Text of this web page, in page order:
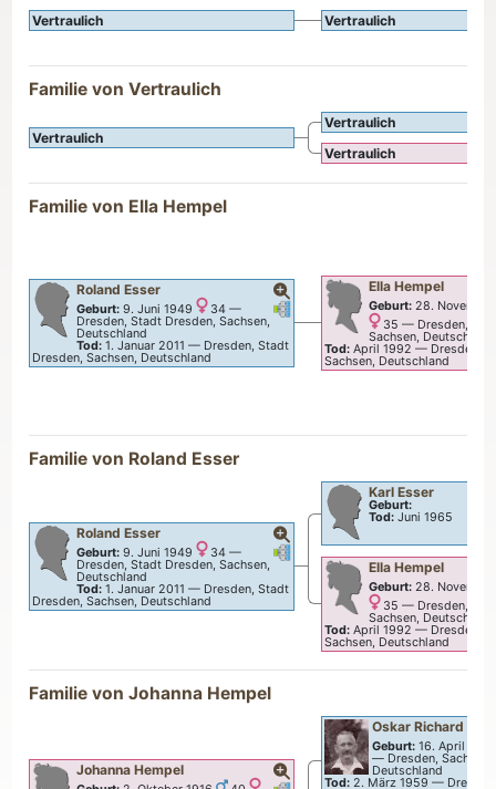
Vertraulich Vertraulich
Familie von Vertraulich
Vertraulich
Vertraulich
Vertraulich
Familie von Ella Hempel
Verknüpfungen
Verknüpfungen
RolandEsser
Geburt: 9. Juni 1949 34 —
Dresden, Stadt Dresden, Sachsen,
Deutschland
Tod: 1. Januar 2011 — Dresden, Stadt
Dresden, Sachsen, Deutschland
EllaHempel
Geburt: 28.
35 — Dresden,
Sachsen, Deutschland
Tod: April 1992 — Dresden,
Sachsen, Deutschland
Familie von Roland Esser
Verknüpfungen
Verknüpfungen
RolandEsser
Geburt: 9. Juni 1949 34 —
Dresden, Stadt Dresden, Sachsen,
Deutschland
Tod: 1. Januar 2011 — Dresden, Stadt
Dresden, Sachsen, Deutschland
KarlEsser
Geburt:
Tod: Juni 1965
EllaHempel
Geburt: 28.
35 — Dresden,
Sachsen, Deutschland
Tod: April 1992 — Dresden,
Sachsen, Deutschland
Familie vonJohanna Hempel
JohannaHempel
Oskar Richard
Geburt: 16. April 1876
— Dresden, Sachsen,
Deutschland
Tod: 2. März 1959 —